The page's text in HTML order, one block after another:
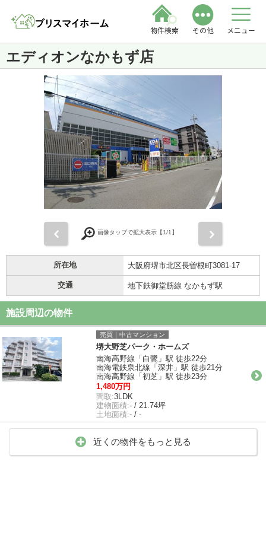
物件検索 その他 メニュー
エディオンなかもず店
画像タップで拡大表示【1/1】
所在地 大阪府堺市北区長曽根町3081-17
交通 地下鉄御堂筋線 なかもず駅
施設周辺の物件
売買｜中古マンション
堺大野芝パーク・ホームズ
南海高野線「白鷺」駅 徒歩22分
南海電鉄泉北線「深井」駅 徒歩21分
南海高野線「初芝」駅 徒歩23分
1,480万円
間取:3LDK
建物面積:- / 21.74坪
土地面積:- / -
近くの物件をもっと見る